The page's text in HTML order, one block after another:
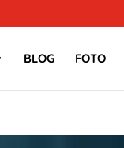
BLOG FOTO